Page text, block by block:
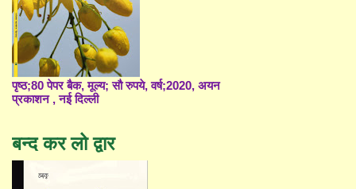
पृष्ठ;80 पेपर बैक, मूल्य; सौ रुपये, वर्ष;2020, अयन
प्रकाशन , नई दिल्ली
बन्द कर लो द्वार